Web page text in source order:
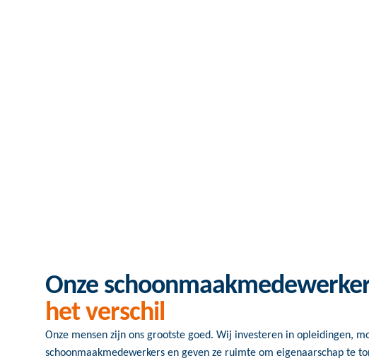
Onze
het verschil
Onze mensen zijn ons grootste goed. Wij investeren in opleidingen,
schoonmaakmedewerkers en geven ze ruimte om eigenaarschap te